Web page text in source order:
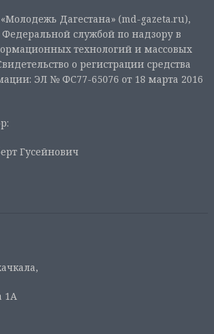
Дагестана» (md-gazeta.ru),
Федеральной службой по надзору в
технологий и массовых
о регистрации средства
ЭЛ № ФС77-65076 от 18 марта 2016
Гусейнович
1А